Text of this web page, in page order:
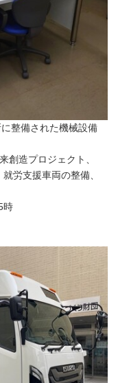
整備された機械設備
創造プロジェクト、
労支援車両の整備、
時